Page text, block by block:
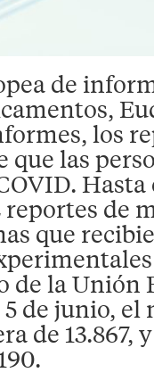
de
los
que las
Hasta
reportes de
que
de la Unión
de junio, el
de 13.867,